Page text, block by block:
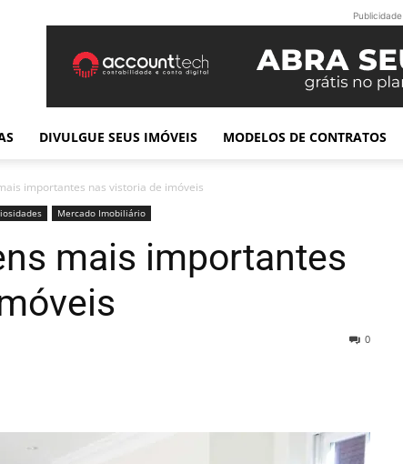
Publicidade
DIVULGUE SEUS IMÓVEIS MODELOS DE CONTRATOS
importantes nas vistoria de imóveis
Mercado Imobiliário
mais importantes
0